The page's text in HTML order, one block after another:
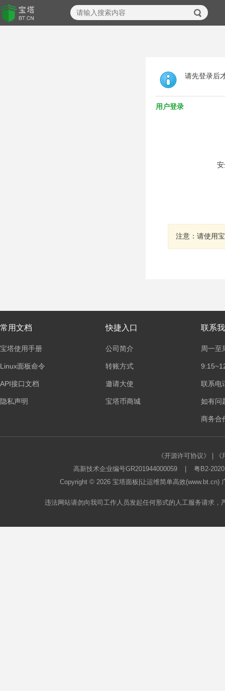
请先登录后
用户登录
注意：请使用
常用文档
宝塔使用手册
Linux面板命令
API接口文档
隐私声明
快捷入口
公司简介
转账方式
邀请大使
宝塔币商城
联系
周一至
联系电
如有问
商务合
《开源许可协议》
高新技术企业编号GR201944000059
粤B2-
Copyright © 2026 宝塔面板 |让运维简单高效
违法网站请勿向我司工作人员发起任何形式的人工服务请求，